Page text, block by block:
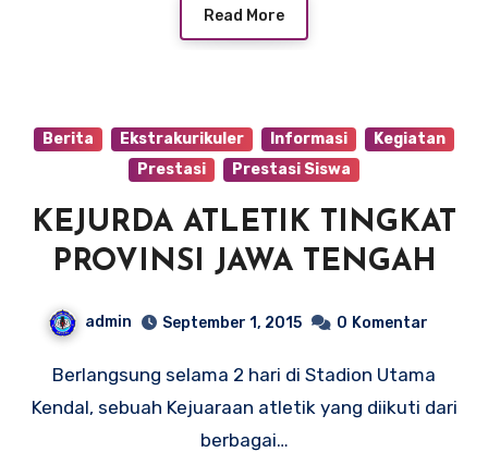
Read More
Berita Ekstrakurikuler Informasi
Kegiatan
Prestasi
Prestasi Siswa
KEJURDA ATLETIK TINGKAT
PROVINSI JAWA TENGAH
admin September 1, 2015 0 Komentar
Berlangsung selama 2 hari di Stadion Utama
Kendal, sebuah Kejuaraan atletik yang diikuti dari
berbagai…